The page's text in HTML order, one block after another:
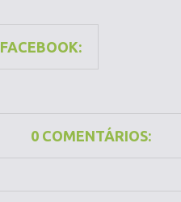
0 COMENTÁRIOS: